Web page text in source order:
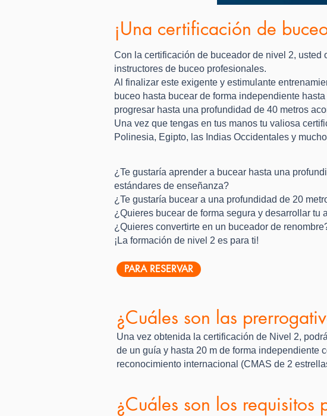
¡Una certificación de
Con la certificación de buceador de nivel 2,
instructores de buceo profesionales.
Al finalizar este exigente y estimulante
buceo hasta bucear de forma independiente
progresar hasta una profundidad de 40 metros
Una vez que tengas en tus manos tu valiosa
Polinesia, Egipto, las Indias Occidentales y
¿Te gustaría aprender a bucear hasta una
estándares de enseñanza?
¿Te gustaría bucear a una profundidad de 20
¿Quieres bucear de forma segura y desarrollar tu
¿Quieres convertirte en un buceador de
¡La formación de nivel 2 es para ti!
PARA RESERVAR
¿Cuáles son las
Una vez obtenida la certificación de Nivel 2,
de un guía y hasta 20 m de forma independiente
reconocimiento internacional (CMAS de 2
¿Cuáles son los